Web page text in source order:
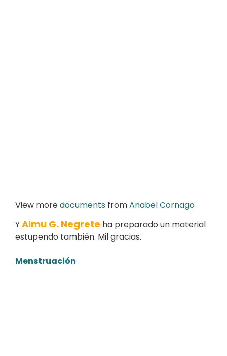
View moredocuments fromAnabel Cornago
YAlmu G. Negrete ha preparado un material
estupendo también. Mil gracias.
Menstruación